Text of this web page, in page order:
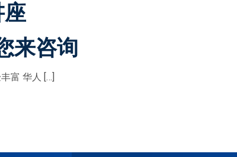
来咨询
富 华人 […]